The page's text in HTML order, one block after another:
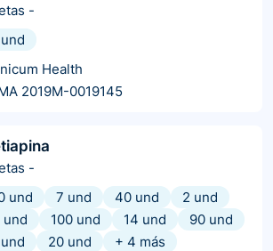
-
Health
2019M-0019145
-
und
7 und 40 und
2 und
und
100 und 14 und
90 und
20 und + 4 más